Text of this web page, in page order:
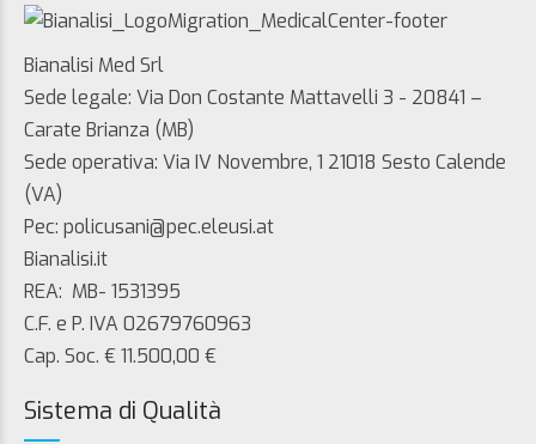
Bianalisi Med Srl
Sede legale: Via Don Costante Mattavelli 3 - 20841 –
Carate Brianza (MB)
Sede operativa: Via IV Novembre, 1 21018 Sesto Calende
(VA)
Pec: policusani@pec.eleusi.at
Bianalisi.it
REA: MB- 1531395
C.F. e P. IVA 02679760963
Cap. Soc. € 11.500,00 €
Sistema di Qualità